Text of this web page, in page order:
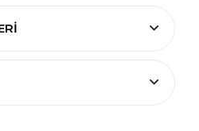
için uygundur.